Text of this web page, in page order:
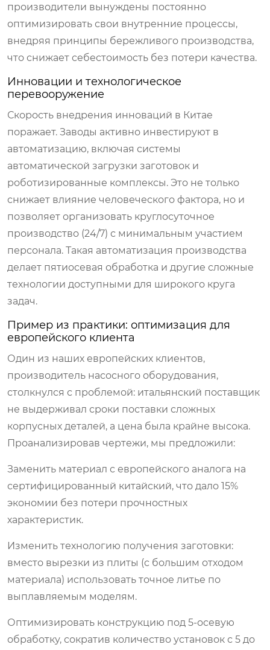
производители вынуждены постоянно
оптимизировать свои внутренние процессы,
внедряя принципы бережливого производства,
что снижает себестоимость без потери качества.
Инновации и технологическое
перевооружение
Скорость внедрения инноваций в Китае
поражает. Заводы активно инвестируют в
автоматизацию, включая системы
автоматической загрузки заготовок и
роботизированные комплексы. Это не только
снижает влияние человеческого фактора, но и
позволяет организовать круглосуточное
производство (24/7) с минимальным участием
персонала. Такая автоматизация производства
делает пятиосевая обработка и другие сложные
технологии доступными для широкого круга
задач.
Пример из практики: оптимизация для
европейского клиента
Один из наших европейских клиентов,
производитель насосного оборудования,
столкнулся с проблемой: итальянский поставщик
не выдерживал сроки поставки сложных
корпусных деталей, а цена была крайне высока.
Проанализировав чертежи, мы предложили:
Заменить материал с европейского аналога на
сертифицированный китайский, что дало 15%
экономии без потери прочностных
характеристик.
Изменить технологию получения заготовки:
вместо вырезки из плиты (с большим отходом
материала) использовать точное литье по
выплавляемым моделям.
Оптимизировать конструкцию под 5-осевую
обработку, сократив количество установок с 5 до